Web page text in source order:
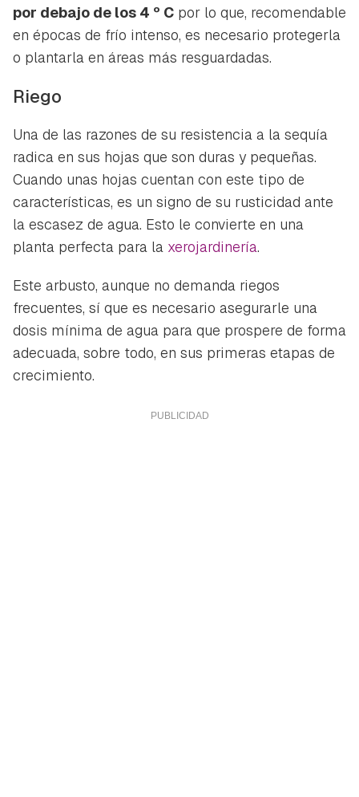
por debajo de los 4 º C por lo que, recomendable
en épocas de frío intenso, es necesario protegerla
o plantarla en áreas más resguardadas.
Riego
Una de las razones de su resistencia a la sequía
radica en sus hojas que son duras y pequeñas.
Cuando unas hojas cuentan con este tipo de
características, es un signo de su rusticidad ante
la escasez de agua. Esto le convierte en una
planta perfecta para la xerojardinería.
Este arbusto, aunque no demanda riegos
frecuentes, sí que es necesario asegurarle una
dosis mínima de agua para que prospere de forma
adecuada, sobre todo, en sus primeras etapas de
crecimiento.